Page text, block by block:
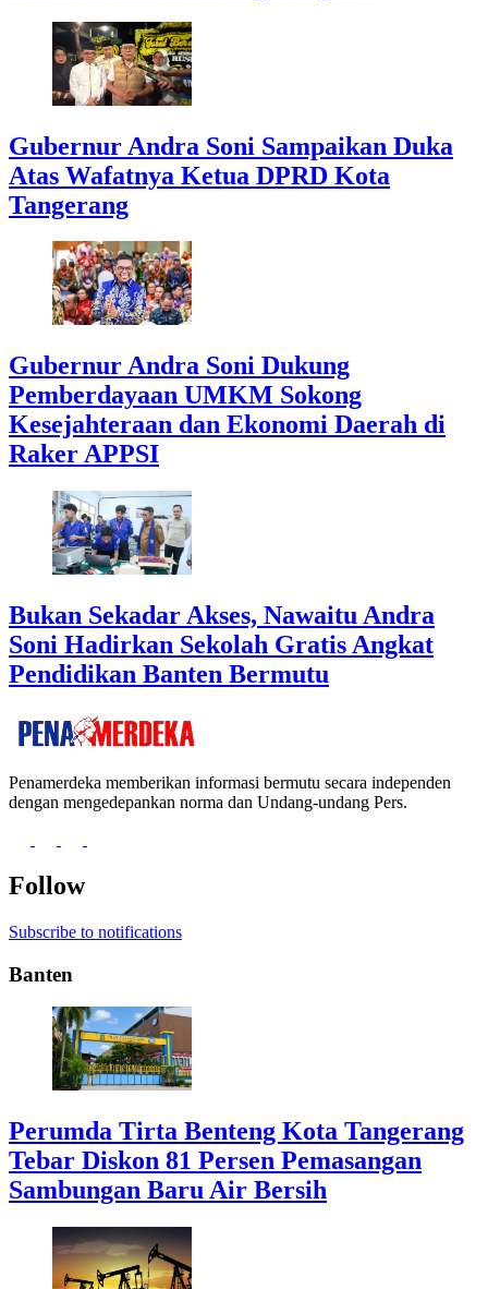
Gubernur Andra Soni Sampaikan Duka
Atas Wafatnya Ketua DPRD Kota
Tangerang
Gubernur Andra Soni Dukung
Pemberdayaan UMKM Sokong
Kesejahteraan dan Ekonomi Daerah di
Raker APPSI
Bukan Sekadar Akses, Nawaitu Andra
Soni Hadirkan Sekolah Gratis Angkat
Pendidikan Banten Bermutu
Penamerdeka memberikan informasi bermutu secara independen
dengan mengedepankan norma dan Undang-undang Pers.
Follow
Subscribe to notifications
Banten
Perumda Tirta Benteng Kota Tangerang
Tebar Diskon 81 Persen Pemasangan
Sambungan Baru Air Bersih